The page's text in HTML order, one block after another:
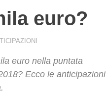
euro?
euro nella puntata
Ecco le anticipazioni